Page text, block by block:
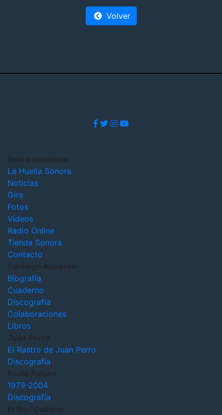
Volver
Sobre nosotros
La Huella Sonora
Noticias
Gira
Fotos
Vídeos
Radio Online
Tienda Sonora
Contacto
Santiago Auserón
Biografía
Cuaderno
Discografía
Colaboraciones
Libros
Juan Perro
El Rastro de Juan Perro
Discografía
Radio Futura
1979-2004
Discografía
El Son Cubano